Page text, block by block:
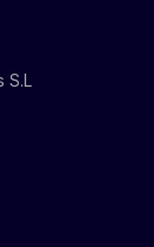
S.L